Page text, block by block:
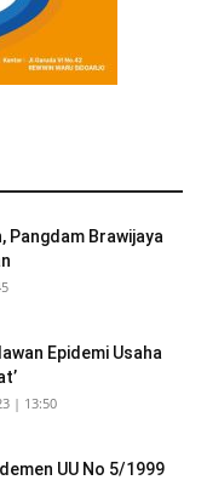
Pangdam Brawijaya
Epidemi Usaha
| 13:50
UU No 5/1999